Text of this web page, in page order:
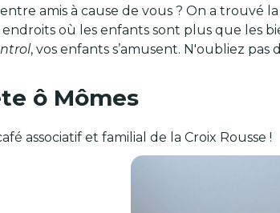
amis à cause de vous ? On a trouvé
endroits où les enfants sont plus que les
, vos enfants s’amusent. N'oubliez
ô Mômes
associatif et familial de la Croix Rousse !